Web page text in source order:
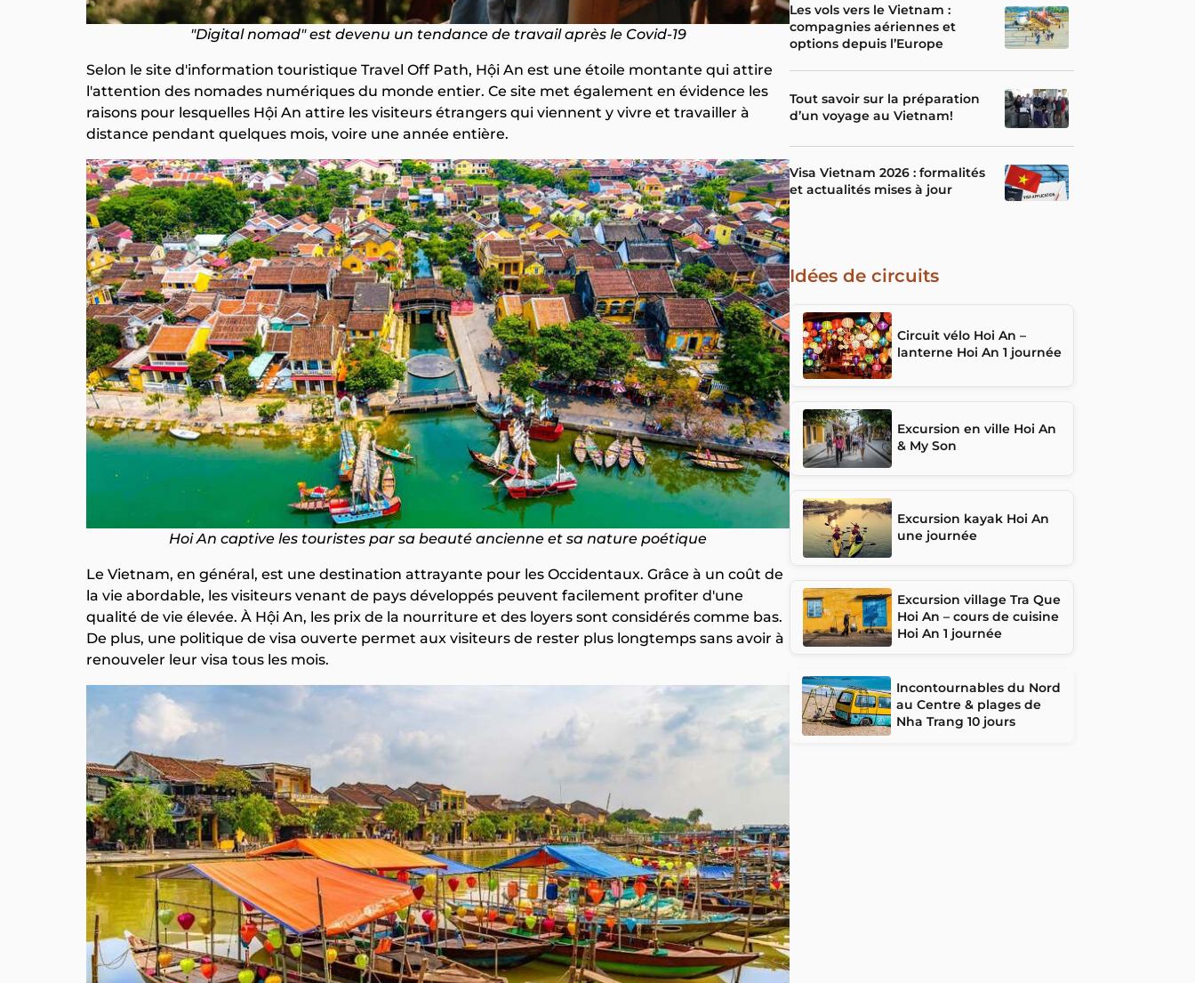
"Digital nomad" est devenu un tendance de travail après le Covid-19
Selon le site d'information touristique Travel Off Path, Hội An est une étoile montante qui attire
l'attention des nomades numériques du monde entier. Ce site met également en évidence les
raisons pour lesquelles Hội An attire les visiteurs étrangers qui viennent y vivre et travailler à
distance pendant quelques mois, voire une année entière.
​Hoi An captive les touristes par sa beauté ancienne et sa nature poétique
Le Vietnam, en général, est une destination attrayante pour les Occidentaux. Grâce à un coût de
la vie abordable, les visiteurs venant de pays développés peuvent facilement profiter d'une
qualité de vie élevée. À Hội An, les prix de la nourriture et des loyers sont considérés comme bas.
De plus, une politique de visa ouverte permet aux visiteurs de rester plus longtemps sans avoir à
renouveler leur visa tous les mois.
Les vols vers le Vietnam :
compagnies aériennes et
options depuis l’Europe
Tout savoir sur la préparation
d’un voyage au Vietnam!
Visa Vietnam 2026 : formalités
et actualités mises à jour
Idées de circuits
Circuit vélo Hoi An –
lanterne Hoi An 1 journée
Excursion en ville Hoi An
& My Son
Excursion kayak Hoi An
une journée
Excursion village Tra Que
Hoi An – cours de cuisine
Hoi An 1 journée
Incontournables du Nord
au Centre & plages de
Nha Trang 10 jours